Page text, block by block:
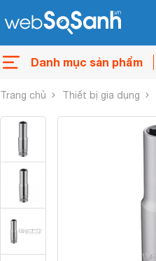
Danh mục sản phẩm
Trang chủ Thiết bị gia dụng